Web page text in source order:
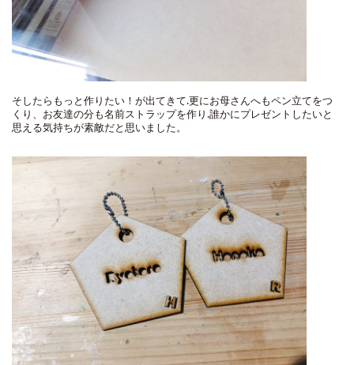
そしたらもっと作りたい！が出てきて…更にお母さんへもペン立てをつ
くり、お友達の分も名前ストラップを作り…誰かにプレゼントしたいと
思える気持ちが素敵だと思いました。